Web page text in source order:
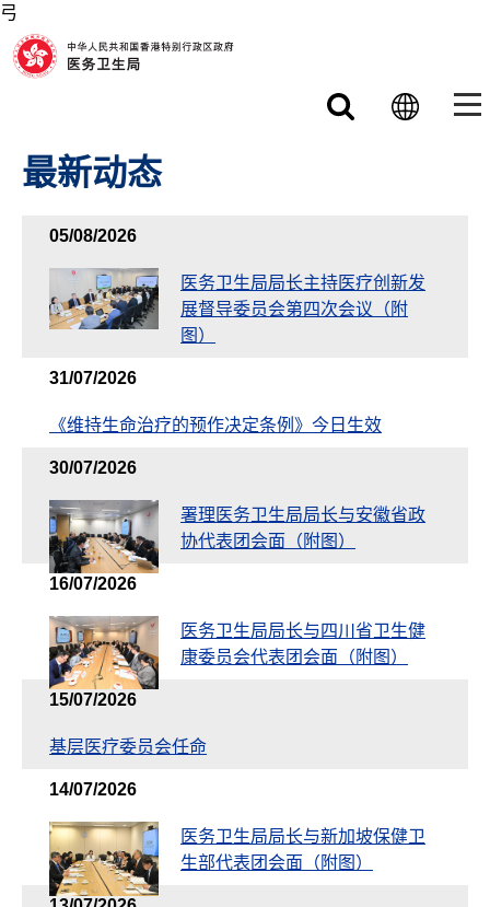
弓
跳至主要内容
最新动态
05/08/2026
医务卫生局局长主持医疗创新发
展督导委员会第四次会议（附
图）
31/07/2026
《维持生命治疗的预作决定条例》今日生效
30/07/2026
署理医务卫生局局长与安徽省政
协代表团会面（附图）
16/07/2026
医务卫生局局长与四川省卫生健
康委员会代表团会面（附图）
15/07/2026
基层医疗委员会任命
14/07/2026
医务卫生局局长与新加坡保健卫
生部代表团会面（附图）